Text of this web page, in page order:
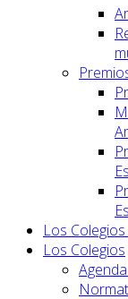
Los
Los Colegios